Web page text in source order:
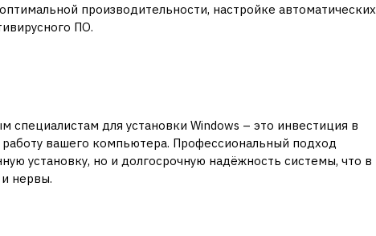
производительности, настройке автоматических
ПО.
для установки Windows – это инвестиция в
вашего компьютера. Профессиональный подход
установку, но и долгосрочную надёжность системы, что в
нервы.